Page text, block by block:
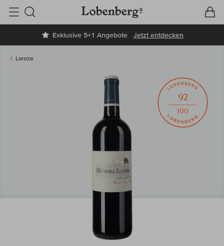
Exklusive 5+1 Angebote Jetzt entdecken
Suche
Laroze
92
100